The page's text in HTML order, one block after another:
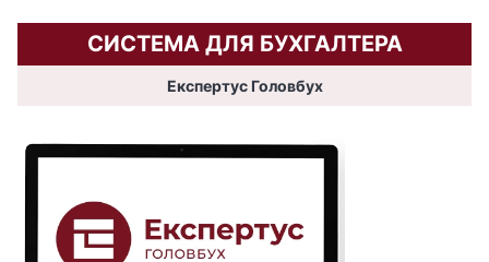
СИСТЕМА ДЛЯ БУХГАЛТЕРА
Експертус Головбух